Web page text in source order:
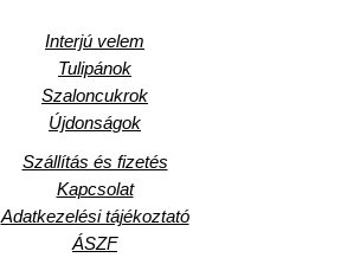
Interjú velem
Tulipánok
Szaloncukrok
Újdonságok
Szállítás és fizetés
Kapcsolat
Adatkezelési tájékoztató
ÁSZF